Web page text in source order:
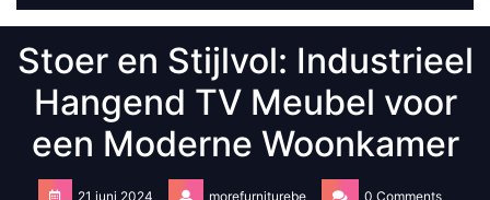
Button
Stoer en Stijlvol: Industrieel
Hangend TV Meubel voor
een Moderne Woonkamer
21 juni 2024 morefurniturebe 0 Comments